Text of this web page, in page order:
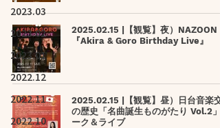
2023.03
2023.02
2023.01
2022.12
2022.11
2022.10
2025.02.15 |【観覧】夜）NAZOON
『Akira & Goro Birthday Live』
2025.02.15 |【観覧】昼）日台音楽交
の歴史「名曲誕生ものがたり Vol.2」
ーク＆ライブ